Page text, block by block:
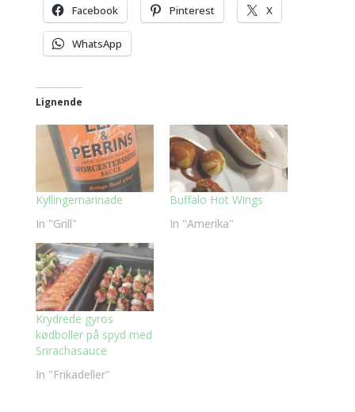
Facebook Pinterest X
WhatsApp
Lignende
Kyllingemarinade
In "Grill"
Buffalo Hot Wings
In "Amerika"
Krydrede gyros
kødboller på spyd med
Srirachasauce
In "Frikadeller"